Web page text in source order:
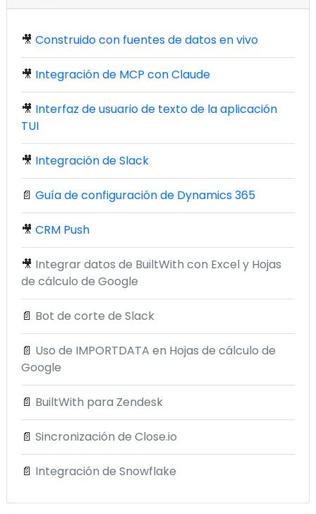
🎥 Construido con fuentes de datos en vivo
🎥 Integración de MCP con Claude
🎥 Interfaz de usuario de texto de la aplicación
TUI
🎥 Integración de Slack
📄 Guía de configuración de Dynamics 365
🎥 CRM Push
🎥 Integrar datos de BuiltWith con Excel y Hojas
de cálculo de Google
📄 Bot de corte de Slack
📄 Uso de IMPORTDATA en Hojas de cálculo de
Google
📄 BuiltWith para Zendesk
📄 Sincronización de Close.io
📄 Integración de Snowflake